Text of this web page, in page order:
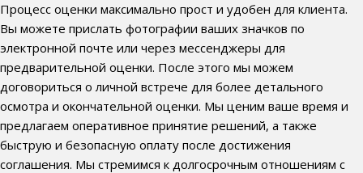
Процесс оценки максимально прост и удобен для клиента.
Вы можете прислать фотографии ваших значков по
электронной почте или через мессенджеры для
предварительной оценки. После этого мы можем
договориться о личной встрече для более детального
осмотра и окончательной оценки. Мы ценим ваше время и
предлагаем оперативное принятие решений, а также
быструю и безопасную оплату после достижения
соглашения. Мы стремимся к долгосрочным отношениям с